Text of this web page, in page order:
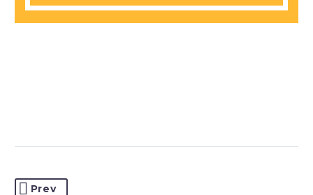
Prev